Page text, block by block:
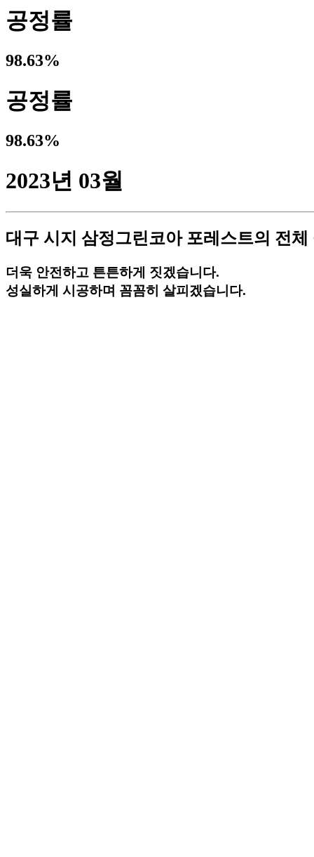
공정률
98.63%
공정률
98.63%
2023년 03월
대구 시지 삼정그린코아 포레스트의 전
더욱 안전하고 튼튼하게 짓겠습니다.
성실하게 시공하며 꼼꼼히 살피겠습니다.